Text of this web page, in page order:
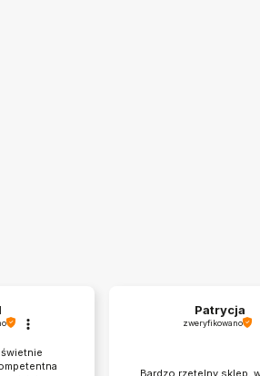
świetnie
Patrycja
zweryfikowano